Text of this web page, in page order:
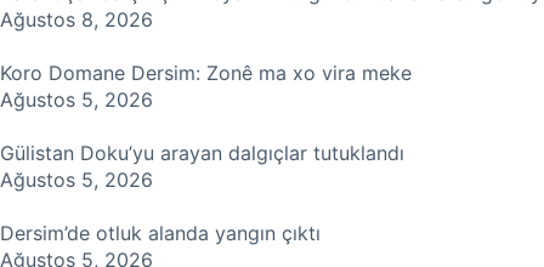
Ağustos 8, 2026
Koro Domane Dersim: Zonê ma xo vira meke
Ağustos 5, 2026
Gülistan Doku’yu arayan dalgıçlar tutuklandı
Ağustos 5, 2026
Dersim’de otluk alanda yangın çıktı
Ağustos 5, 2026